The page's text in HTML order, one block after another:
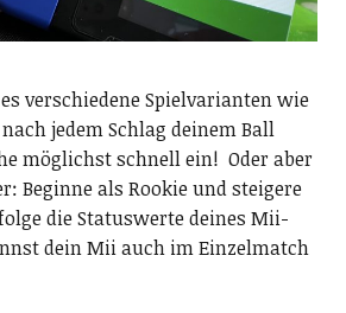
verschiedene Spielvarianten wie
nach jedem Schlag deinem Ball
möglichst schnell ein! Oder aber
Beginne als Rookie und steigere
die Statuswerte deines Mii-
dein Mii auch im Einzelmatch